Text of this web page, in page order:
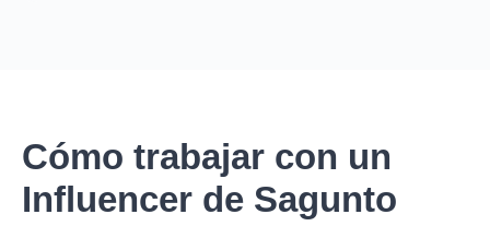
Cómo trabajar con un
Influencer de Sagunto